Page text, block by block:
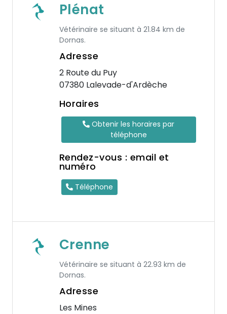
Plénat
Vétérinaire se situant à 21.84 km de
Dornas.
Adresse
2 Route du Puy
07380 Lalevade-d'Ardèche
Horaires
Obtenir les horaires par
téléphone
Rendez-vous : email et
numéro
Téléphone
Crenne
Vétérinaire se situant à 22.93 km de
Dornas.
Adresse
Les Mines